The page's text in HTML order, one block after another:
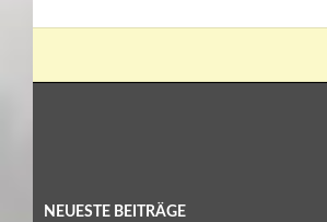
NEUESTE BEITRÄGE